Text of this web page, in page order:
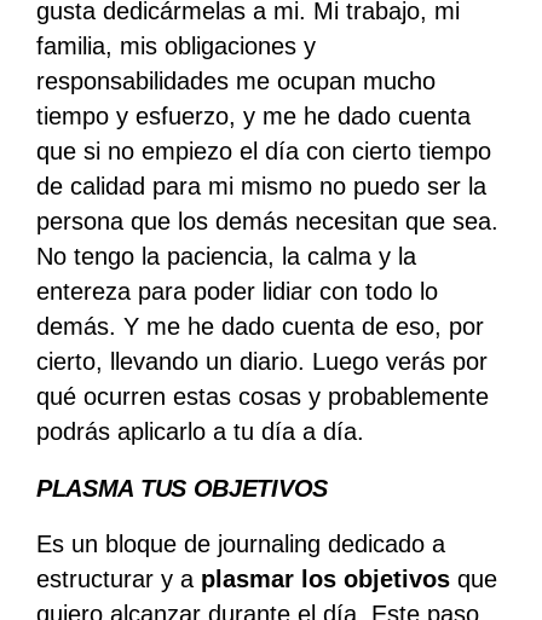
gusta dedicármelas a mi. Mi trabajo, mi
familia, mis obligaciones y
responsabilidades me ocupan mucho
tiempo y esfuerzo, y me he dado cuenta
que si no empiezo el día con cierto tiempo
de calidad para mi mismo no puedo ser la
persona que los demás necesitan que sea.
No tengo la paciencia, la calma y la
entereza para poder lidiar con todo lo
demás. Y me he dado cuenta de eso, por
cierto, llevando un diario. Luego verás por
qué ocurren estas cosas y probablemente
podrás aplicarlo a tu día a día.
PLASMA TUS OBJETIVOS
Es un bloque de journaling dedicado a
estructurar y a plasmar los objetivosque
quiero alcanzar durante el día. Este paso